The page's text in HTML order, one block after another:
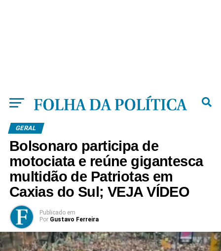
GERAL
Bolsonaro participa de
motociata e reúne gigantesca
multidão de Patriotas em
Caxias do Sul; VEJA VÍDEO
Publicado em
Por Gustavo Ferreira